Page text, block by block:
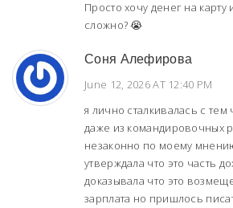
Просто хочу денег на карту
сложно? 😭
Соня Алефирова
June 12, 2026 AT 12:40 PM
я лично сталкивалась с
даже из командировочных
незаконно по моему
утверждала что это часть
доказывала что это
зарплата но пришлось